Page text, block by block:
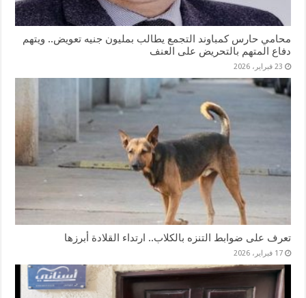
محامي حارس كمباوند التجمع يطالب بمليون جنيه تعويض.. ويتهم
دفاع المتهم بالتحريض على العنف
23 فبراير، 2026
تعرف على ضوابط التنزه بالكلاب.. ارتداء القلادة أبرزها
17 فبراير، 2026